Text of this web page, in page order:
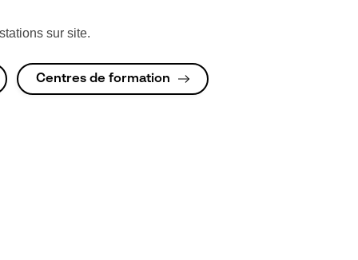
sur site.
Centres de formation